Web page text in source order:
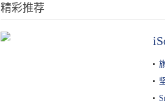
精彩推荐
三分长相，七分发型，不管你信不